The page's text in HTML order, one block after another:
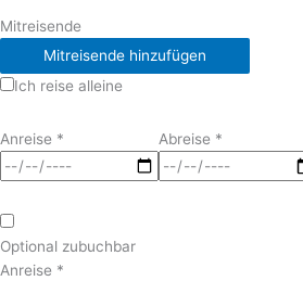
Mitreisende
Mitreisende hinzufügen
Ich reise alleine
Anreise * Abreise *
Optional zubuchbar
Anreise *